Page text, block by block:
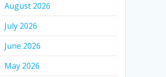
August 2026
July 2026
June 2026
May 2026